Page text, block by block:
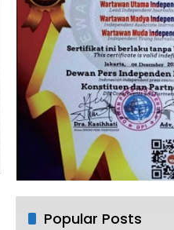
Popular Posts